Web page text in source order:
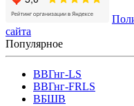
сайта
Популярное
ВВГнг-LS
ВВГнг-FRLS
ВБШВ